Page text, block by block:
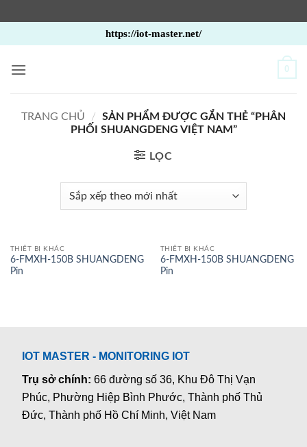
qua
nội
https://iot-master.net/
0
TRANG CHỦ /
SẢN PHẨM ĐƯỢC GẮN THẺ “PHÂN
PHỐI SHUANGDENG VIỆT NAM”
LỌC
THIẾT BỊ KHÁC
6-FMXH-150B SHUANGDENG
Pin
THIẾT BỊ KHÁC
6-FMXH-150B SHUANGDENG
Pin
IOT MASTER - MONITORING IOT
Trụ sở chính:66 đường số 36, Khu Đô Thị Vạn
Phúc, Phường Hiệp Bình Phước, Thành phố Thủ
Đức, Thành phố Hồ Chí Minh, Việt Nam